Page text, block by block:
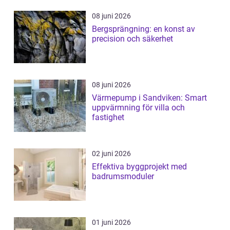
08 juni 2026
Bergsprängning: en konst av
precision och säkerhet
08 juni 2026
Värmepump i Sandviken: Smart
uppvärmning för villa och
fastighet
02 juni 2026
Effektiva byggprojekt med
badrumsmoduler
01 juni 2026